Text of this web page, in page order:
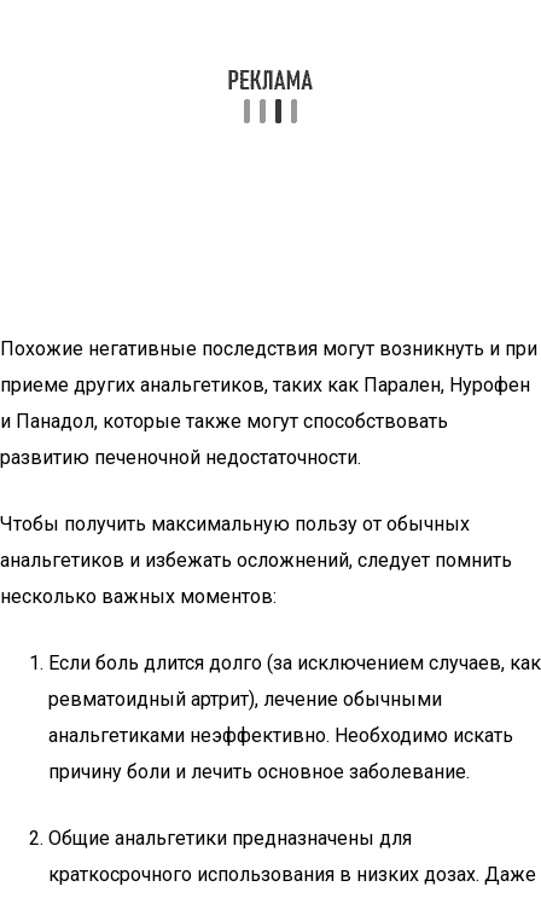
Похожие негативные последствия могут возникнуть и при
приеме других анальгетиков, таких как Парален, Нурофен
и Панадол, которые также могут способствовать
развитию печеночной недостаточности.
Чтобы получить максимальную пользу от обычных
анальгетиков и избежать осложнений, следует помнить
несколько важных моментов:
Если боль длится долго (за исключением случаев, как
ревматоидный артрит), лечение обычными
анальгетиками неэффективно. Необходимо искать
причину боли и лечить основное заболевание.
Общие анальгетики предназначены для
краткосрочного использования в низких дозах. Даже